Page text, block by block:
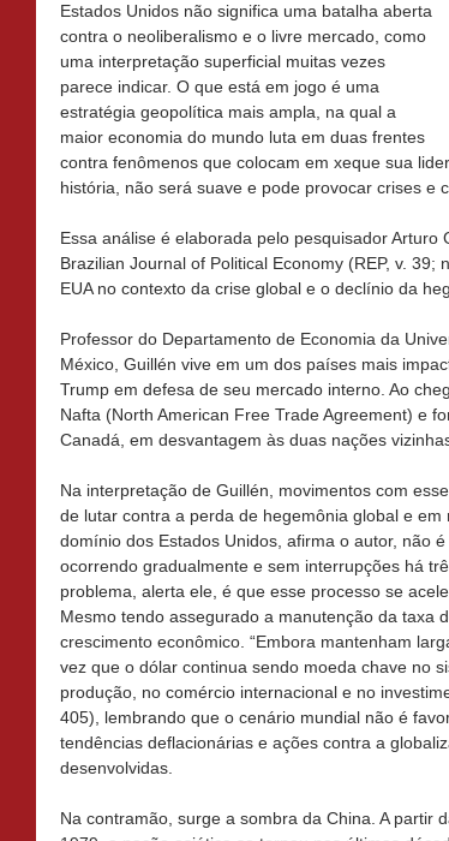
Estados Unidos não significa uma batalha aberta
contra o neoliberalismo e o livre mercado, como
uma interpretação superficial muitas vezes
parece indicar. O que está em jogo é uma
estratégia geopolítica mais ampla, na qual a
maior economia do mundo luta em duas frentes
contra fenômenos que colocam em xeque sua
história, não será suave e pode provocar crises e
Essa análise é elaborada pelo pesquisador
Brazilian Journal of Political Economy (REP, v.
EUA no contexto da crise global e o declínio da
Professor do Departamento de Economia da
México, Guillén vive em um dos países mais
Trump em defesa de seu mercado interno. Ao
Nafta (North American Free Trade Agreement) e
Canadá, em desvantagem às duas nações
Na interpretação de Guillén, movimentos com
de lutar contra a perda de hegemônia global e
domínio dos Estados Unidos, afirma o autor, não
ocorrendo gradualmente e sem interrupções há
problema, alerta ele, é que esse processo se
Mesmo tendo assegurado a manutenção da taxa
crescimento econômico. “Embora mantenham
vez que o dólar continua sendo moeda chave no
produção, no comércio internacional e no
405), lembrando que o cenário mundial não é
tendências deflacionárias e ações contra a
desenvolvidas.
Na contramão, surge a sombra da China. A partir